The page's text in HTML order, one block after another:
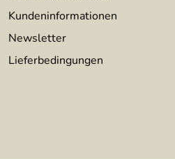
Kundeninformationen
Newsletter
Lieferbedingungen